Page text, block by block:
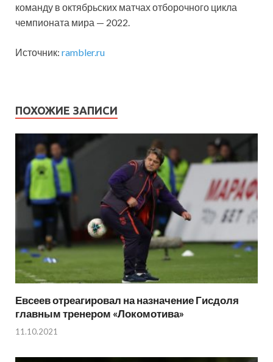
команду в октябрьских матчах отборочного цикла
чемпионата мира — 2022.
Источник: rambler.ru
ПОХОЖИЕ ЗАПИСИ
Евсеев отреагировал на назначение Гисдоля
главным тренером «Локомотива»
11.10.2021